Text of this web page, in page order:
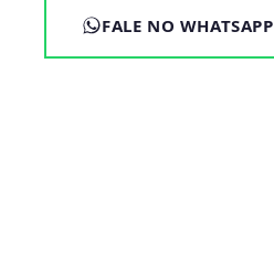
FALE NO WHATSAPP